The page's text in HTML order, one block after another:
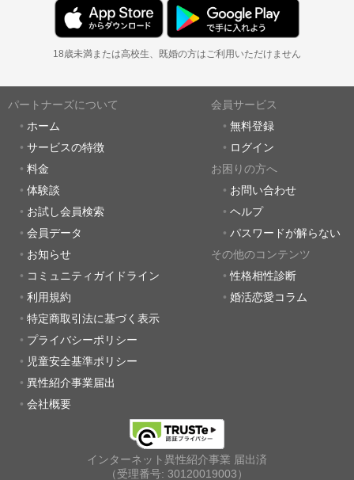
18歳未満または高校生、既婚の方はご利用いただけません
パートナーズについて
ホーム
サービスの特徴
料金
体験談
お試し会員検索
会員データ
お知らせ
コミュニティガイドライン
利用規約
特定商取引法に基づく表示
プライバシーポリシー
児童安全基準ポリシー
異性紹介事業届出
会社概要
会員サービス
無料登録
ログイン
お困りの方へ
お問い合わせ
ヘルプ
パスワードが解らない
その他のコンテンツ
性格相性診断
婚活恋愛コラム
インターネット異性紹介事業 届出済
（受理番号: 30120019003）